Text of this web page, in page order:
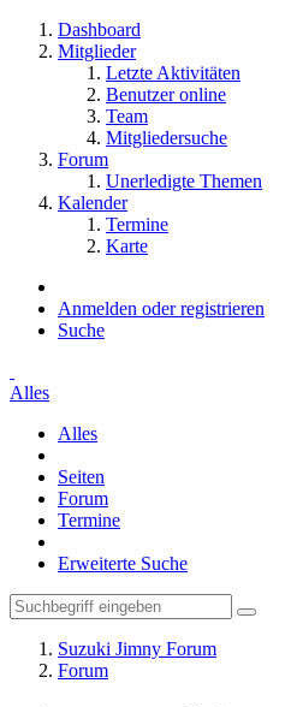
Dashboard
Mitglieder
Letzte Aktivitäten
Benutzer online
Team
Mitgliedersuche
Forum
Unerledigte Themen
Kalender
Termine
Karte
Anmelden oder registrieren
Suche
Alles
Alles
Seiten
Forum
Termine
Erweiterte Suche
Suzuki Jimny Forum
Forum